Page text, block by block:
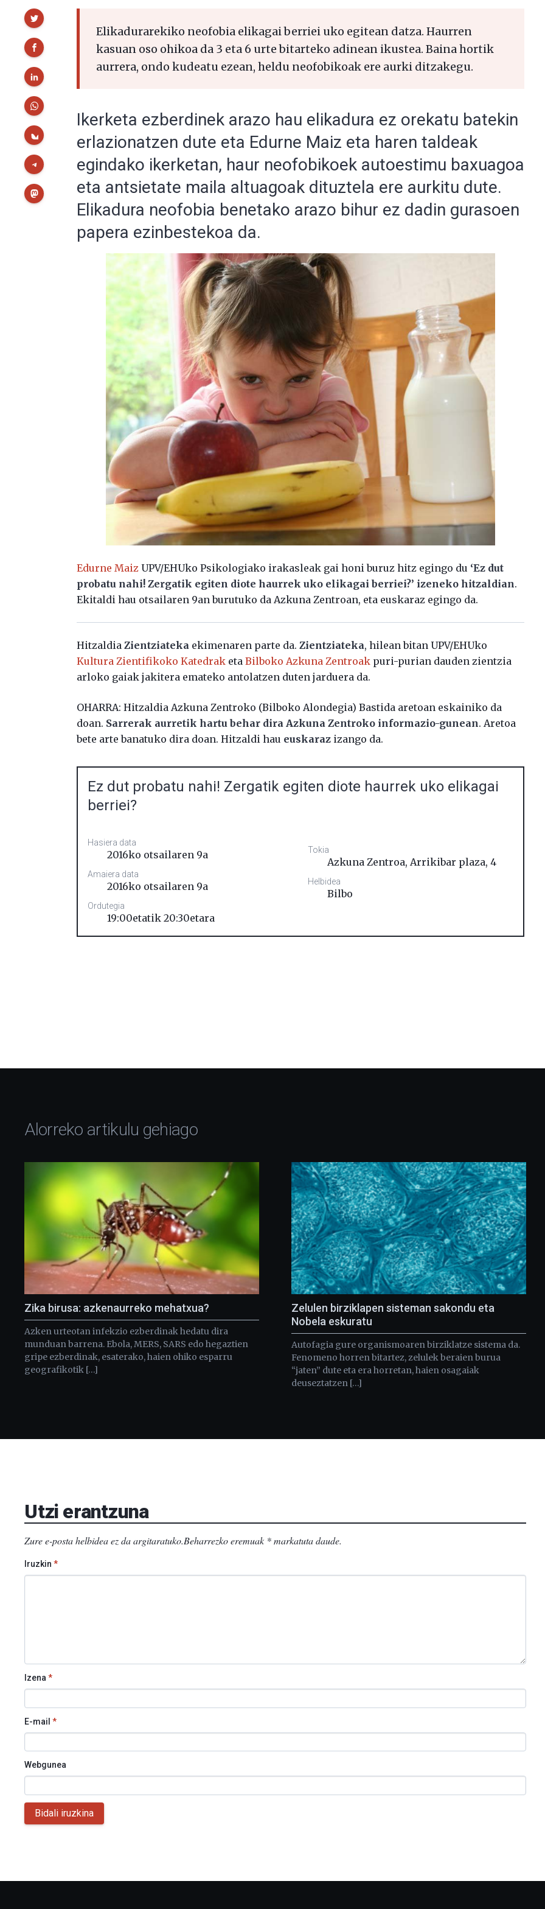
Elikadurarekiko neofobia elikagai berriei uko egitean datza. Haurren
kasuan oso ohikoa da 3 eta 6 urte bitarteko adinean ikustea. Baina hortik
aurrera, ondo kudeatu ezean, heldu neofobikoak ere aurki ditzakegu.
Ikerketa ezberdinek arazo hau elikadura ez orekatu batekin
erlazionatzen dute eta Edurne Maiz eta haren taldeak
egindako ikerketan, haur neofobikoek autoestimu baxuagoa
eta antsietate maila altuagoak dituztela ere aurkitu dute.
Elikadura neofobia benetako arazo bihur ez dadin gurasoen
papera ezinbestekoa da.
Edurne Maiz UPV/EHUko Psikologiako irakasleak gai honi buruz hitz egingo du ‘Ez dut
probatu nahi! Zergatik egiten diote haurrek uko elikagai berriei?’ izeneko hitzaldian.
Ekitaldi hau otsailaren 9an burutuko da Azkuna Zentroan, eta euskaraz egingo da.
HitzaldiaZientziateka ekimenaren parte da.Zientziateka, hilean bitan UPV/EHUko
Kultura Zientifikoko Katedrak etaBilboko Azkuna Zentroak puri-purian dauden zientzia
arloko gaiak jakitera emateko antolatzen duten jarduera da.
OHARRA: Hitzaldia Azkuna Zentroko (Bilboko Alondegia) Bastida aretoan eskainiko da
doan. Sarrerak aurretik hartu behar dira Azkuna Zentroko informazio-gunean. Aretoa
bete arte banatuko dira doan. Hitzaldi hau euskaraz izango da.
Ez dut probatu nahi! Zergatik egiten diote haurrek uko elikagai
berriei?
Hasiera data
2016ko otsailaren 9a
Amaiera data
2016ko otsailaren 9a
Ordutegia
19:00etatik 20:30etara
Tokia
Azkuna Zentroa, Arrikibar plaza, 4
Helbidea
Bilbo
Partekatu
Alorreko artikulu gehiago
Zika birusa: azkenaurreko mehatxua?
Azken urteotan infekzio ezberdinak hedatu dira
munduan barrena. Ebola, MERS, SARS edo hegaztien
gripe ezberdinak, esaterako, haien ohiko esparru
geografikotik […]
Zelulen birziklapen sisteman sakondu eta
Nobela eskuratu
Autofagia gure organismoaren birziklatze sistema da.
Fenomeno horren bitartez, zelulek beraien burua
“jaten” dute eta era horretan, haien osagaiak
deuseztatzen […]
Utzi erantzuna
Zure e-posta helbidea ez da argitaratuko.Beharrezko eremuak *markatuta daude.
Iruzkin*
Izena*
E-mail*
Webgunea
Bidali iruzkina